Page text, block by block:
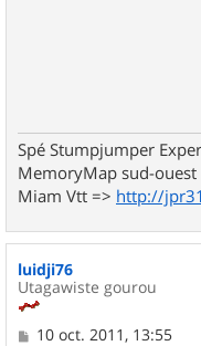
Spé Stumpjumper
MemoryMap sud-ouest
Miam Vtt => http://
luidji76
Utagawiste gourou
M10 oct. 2011, 13:55